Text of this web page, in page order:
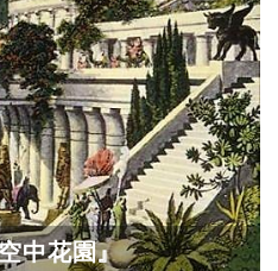
中花園』